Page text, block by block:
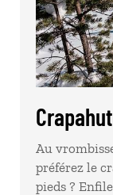
Au
préférez le
pieds ?